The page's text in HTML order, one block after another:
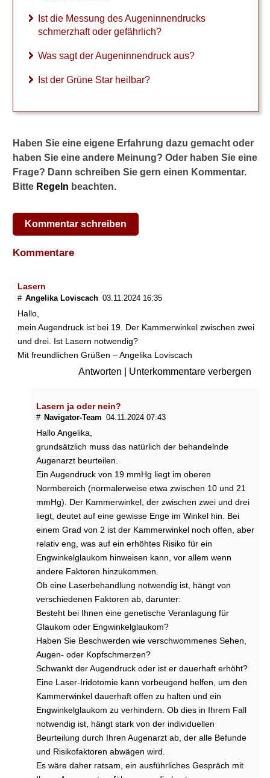
Ist die Messung des Augeninnendrucks
schmerzhaft oder gefährlich?
Was sagt der Augeninnendruck aus?
Ist der Grüne Star heilbar?
Haben Sie eine eigene Erfahrung dazu gemacht oder
haben Sie eine andere Meinung? Oder haben Sie eine
Frage? Dann schreiben Sie gern einen Kommentar.
Bitte Regeln beachten.
Kommentar schreiben
Kommentare
Lasern
# Angelika Loviscach 03.11.2024 16:35
Hallo,
mein Augendruck ist bei 19. Der Kammerwinkel zwischen zwei
und drei. Ist Lasern notwendig?
Mit freundlichen Grüßen – Angelika Loviscach
Antworten Unterkommentare verbergen
Lasern ja oder nein?
# Navigator-Team 04.11.2024 07:43
Hallo Angelika,
grundsätzlich muss das natürlich der behandelnde
Augenarzt beurteilen.
Ein Augendruck von 19 mmHg liegt im oberen
Normbereich (normalerweise etwa zwischen 10 und 21
mmHg). Der Kammerwinkel, der zwischen zwei und drei
liegt, deutet auf eine gewisse Enge im Winkel hin. Bei
einem Grad von 2 ist der Kammerwinkel noch offen, aber
relativ eng, was auf ein erhöhtes Risiko für ein
Engwinkelglaukom hinweisen kann, vor allem wenn
andere Faktoren hinzukommen.
Ob eine Laserbehandlung notwendig ist, hängt von
verschiedenen Faktoren ab, darunter:
Besteht bei Ihnen eine genetische Veranlagung für
Glaukom oder Engwinkelglaukom?
Haben Sie Beschwerden wie verschwommenes Sehen,
Augen- oder Kopfschmerzen?
Schwankt der Augendruck oder ist er dauerhaft erhöht?
Eine Laser-Iridotomie kann vorbeugend helfen, um den
Kammerwinkel dauerhaft offen zu halten und ein
Engwinkelglaukom zu verhindern. Ob dies in Ihrem Fall
notwendig ist, hängt stark von der individuellen
Beurteilung durch Ihren Augenarzt ab, der alle Befunde
und Risikofaktoren abwägen wird.
Es wäre daher ratsam, ein ausführliches Gespräch mit
D
R
W
r
e
G
a
u
m
W
k
n
m
a
A
g
e
n
i
n
n
d
r
u
c
k
t
d
e
n
F
i
g
e
r
n
m
e